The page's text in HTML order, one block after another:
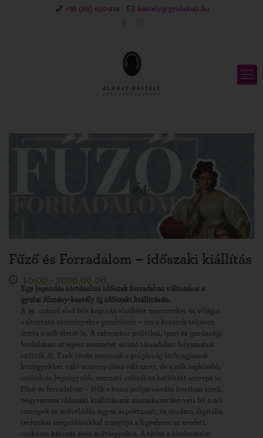
+36 (66) 650-218 kastely@gyulakult.hu
Fűző és Forradalom – időszaki kiállítás
10:00 - 2026.06.06.
Egy legendás történelmi időszak forradalmi változásai a
gyulai Almásy-kastély új időszaki kiállításán.
A 19. század első fele kapcsán elsőként nemzeteket és világot
változtató eseményekre gondolunk – ám a korszak teljesen
átírta a nők életét is. A reformkor politikai, ipari és gazdasági
fordulatait az egész nemzetet érintő társadalmi folyamatok
szőtték át. Ezek révén nemcsak a polgárság férfitagjainak
közügyekhez való viszonyulása változott, de a nők legkisebb,
családi és legnagyobb, nemzeti szférában betöltött szerepe is.
Fűző és forradalom – Nők a hazai polgárosodás korában című,
négytermes időszaki kiállításunk mozaikszerűen veti fel a női
szerepek és művelődés egyes aspektusait, és modern digitális
technikai megoldásokkal irányítja a figyelmet az eredeti,
csaknem kétszáz éves műtárgyakra. A tárlat a biedermeier